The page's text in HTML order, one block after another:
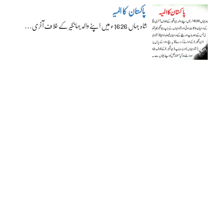
پاکستان کا المیہ
شاہ جہاں 1626ء میں اپنے والد جہانگیر کے خلاف آخری…